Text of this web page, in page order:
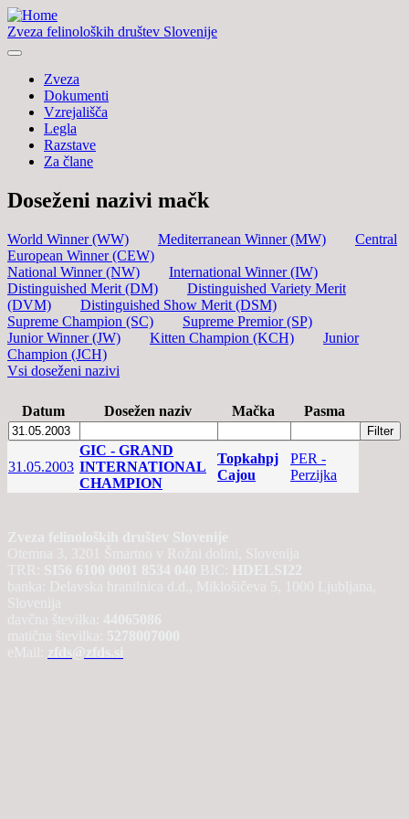
Zveza felinoloških društev Slovenije
Zveza
Dokumenti
Vzrejališča
Legla
Razstave
Za člane
Doseženi nazivi mačk
World Winner (WW) Mediterranean Winner (MW)
Central
European Winner (CEW)
National Winner (NW)
International Winner (IW)
Distinguished Merit (DM)
Distinguished Variety Merit
(DVM)
Distinguished Show Merit (DSM)
Supreme Champion (SC)
Supreme Premior (SP)
Junior Winner (JW)
Kitten Champion (KCH)
Junior
Champion (JCH)
Vsi doseženi nazivi
Datum Dosežen naziv Mačka Pasma
31.05.2003
GIC - GRAND
INTERNATIONAL
CHAMPION
Topkahpj
Cajou
PER -
Perzijka